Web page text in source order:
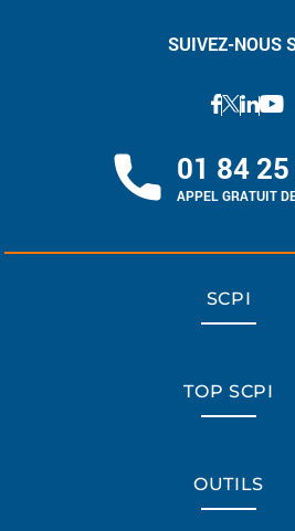
SUIVEZ-NOUS
01 84
APPEL GRATUIT
SCPI
TOP SCPI
OUTILS